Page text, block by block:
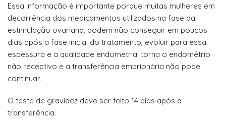
Essa informação é importante porque muitas mulheres em
decorrência dos medicamentos utilizados na fase da
estimulação ovariana, podem não conseguir em poucos
dias após a fase inicial do tratamento, evoluir para essa
espessura e a qualidade endometrial torna o endométrio
não receptivo e a transferência embrionária não pode
continuar.
O teste de gravidez deve ser feito 14 dias após a
transferência.